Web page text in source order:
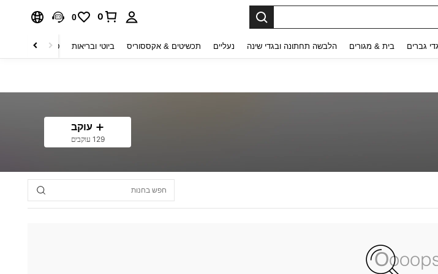
0
0
גברים בית & מגורים הלבשה תחתונה ובגדי שינה נעליים תכשיטים & אקססוריס ביוטי ובריאות טקסטיל לבית
עוקב
129 עוקבים